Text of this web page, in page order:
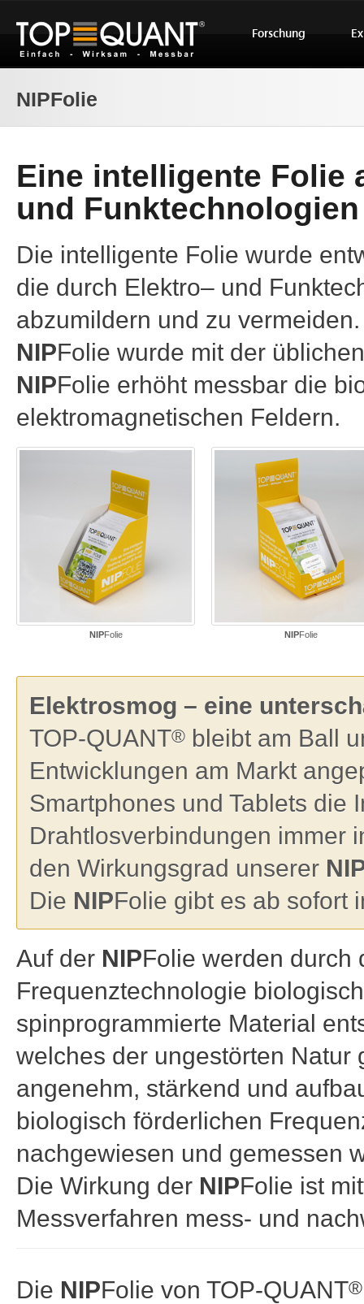
Forschung
NIPFolie
Eine intelligente Folie
und
Die intelligente Folie wurde
die durch Elektro– und
abzumildern und zu
NIPFolie wurde mit der
NIPFolie erhöht messbar die
elektromagnetischen Feldern.
NIPFolie NIPFolie
Elektrosmog – eine
TOP-QUANT® bleibt am Ball
Entwicklungen am Markt
Smartphones und Tablets die
Drahtlosverbindungen immer
den Wirkungsgrad unserer
Die NIPFolie gibt es ab sofort
Auf der NIPFolie werden durch
Frequenztechnologie
spinprogrammierte Material
welches der ungestörten Natur
angenehm, stärkend und
biologisch förderlichen
nachgewiesen und gemessen
Die Wirkung der NIPFolie ist
Messverfahren mess- und
Die NIPFolie von TOP-QUANT®